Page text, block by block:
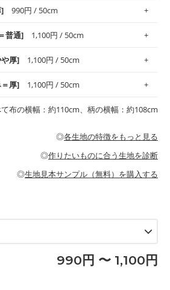
かさと適度な張りを併せ持ち、通気性の
徴です。当サイトのオックス生地は、
。
袋などの通園通学グッズにはツイル生
、カーテン
肌触りが特徴です。ベビー用品やハンカ
イテムに最適です。高い吸湿性・通気性
のベビーグッズ
、ワンピースなどの洋服
990円 / 50cm
地です。軽やかさとなめらかな手触りの
るので、涼しげなトップスなどに最適で
ュニックなどのトップス
普通] 1,100円 / 50cm
の当店のビエラ生地は、オックス生地よ
かい質感と適度な落ち感を感じられるの
厚] 1,100円 / 50cm
かりとした張りと厚みがありながらも柔
地の厚みは中厚手です。1枚でも透け感
テーブルクロスなどの暮らしのアイテム
トなどのボトムス
厚] 1,100円 / 50cm
トバッグ・ポーチ・ペンケースなどの布
向いています。
布の横幅：約110cm、柄の横幅：約108cm
◎各生地の特徴をもっと見る
◎作りたいものに合う生地を診断
◎生地見本サンプル（無料）を購入する
990円 〜 1,100円